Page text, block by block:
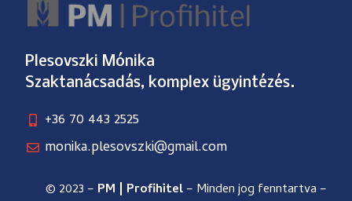
Plesovszki Mónika
Szaktanácsadás, komplex ügyintézés.
+36 70 443 2525
monika.plesovszki@gmail.com
© 2023 – PM | Profihitel– Minden jog fenntartva –